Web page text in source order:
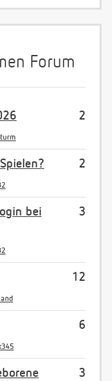
Forum
2
2
3
bei
12
6
3